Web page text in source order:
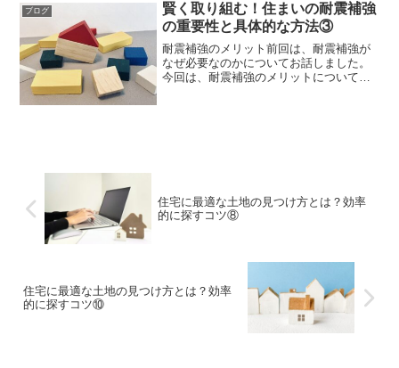
ブログ
賢く取り組む！住まいの耐震補強
の重要性と具体的な方法③
耐震補強のメリット前回は、耐震補強が
なぜ必要なのかについてお話しました。
今回は、耐震補強のメリットについてお
住宅に最適な土地の見つけ方とは？効率
的に探すコツ⑧
住宅に最適な土地の見つけ方とは？効率
的に探すコツ⑩